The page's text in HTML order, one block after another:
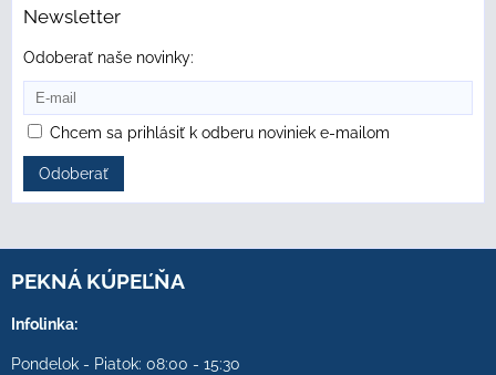
Newsletter
Odoberať naše novinky:
Chcem sa prihlásiť k odberu noviniek e-mailom
Odoberať
PEKNÁ KÚPEĽŇA
Infolinka:
Pondelok - Piatok: 08:00 - 15:30